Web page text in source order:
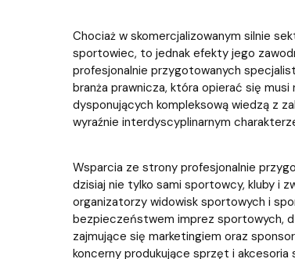
Chociaż w skomercjalizowanym silnie
sportowiec, to jednak efekty jego
profesjonalnie przygotowanych
branża prawnicza, która opierać się
dysponujących kompleksową wiedzą z
wyraźnie interdyscyplinarnym
Wsparcia ze strony profesjonalnie
dzisiaj nie tylko sami sportowcy, kluby i
organizatorzy widowisk sportowych i
bezpieczeństwem imprez sportowych,
zajmujące się marketingiem oraz
koncerny produkujące sprzęt i